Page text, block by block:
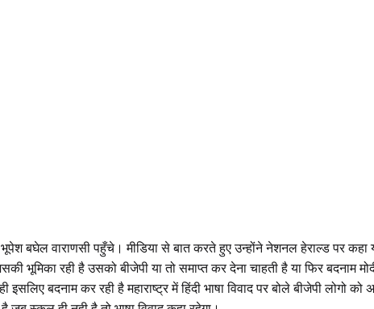
बघेल वाराणसी पहुँचे। मीडिया से बात करते हुए उन्होंने नेशनल हेराल्ड पर कहा
भूमिका रही है उसको बीजेपी या तो समाप्त कर देना चाहती है या फिर बदनाम
इसलिए बदनाम कर रही है महाराष्ट्र में हिंदी भाषा विवाद पर बोले बीजेपी लोगो को